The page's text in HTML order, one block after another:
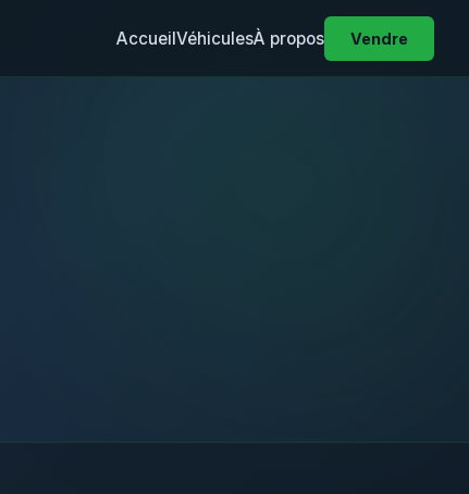
AccueilVéhiculesÀ propos Vendre